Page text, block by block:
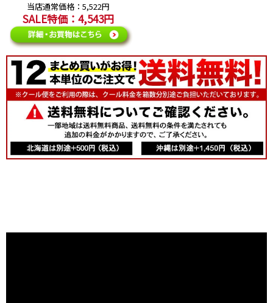
当店通常価格：5,522円
SALE特価：4,543円